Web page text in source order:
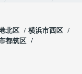
北区
横浜市西区
都筑区